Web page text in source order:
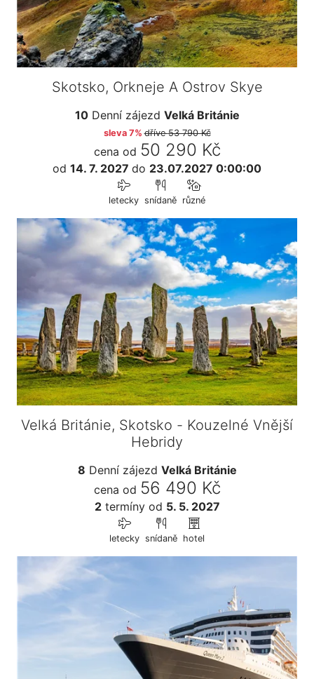
Skotsko, Orkneje A Ostrov Skye
10Denní zájezd Velká Británie
sleva 7% dříve53 790 Kč
cena od 50 290 Kč
od 14. 7. 2027 do 23.07.2027 0:00:00
letecky snídaně různé
Velká Británie, Skotsko - Kouzelné Vnější
Hebridy
8 Denní zájezd Velká Británie
cena od 56 490 Kč
2termínyod 5. 5. 2027
letecky snídaně hotel